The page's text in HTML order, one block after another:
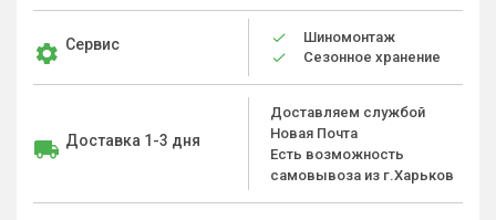
Сервис
Шиномонтаж
Сезонное хранение
Доставка 1-3 дня
Доставляем службой
Новая Почта
Есть возможность
самовывоза из г.Харьков